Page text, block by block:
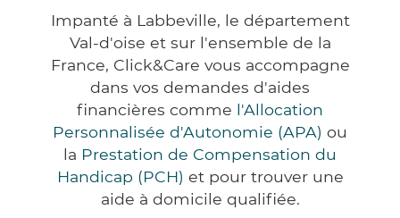
Impanté à Labbeville, le département
Val-d'oise et sur l'ensemble de la
France, Click&Care vous accompagne
dans vos demandes d'aides
financières comme l'Allocation
Personnalisée d'Autonomie (APA) ou
la Prestation de Compensation du
Handicap (PCH) et pour trouver une
aide à domicile qualifiée.